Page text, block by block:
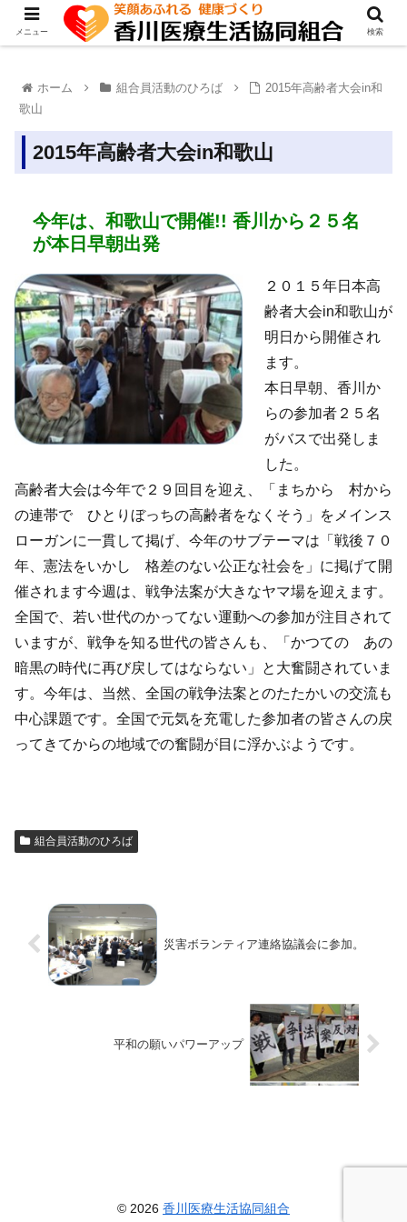
ホーム 組合員活動のひろば
2015年高齢者大会in和
歌山
2015年高齢者大会in和歌山
今年は、和歌山で開催!! 香川から２５名
が本日早朝出発
２０１５年日本高
齢者大会in和歌山が
明日から開催され
ます。
本日早朝、香川か
らの参加者２５名
がバスで出発しま
した。
高齢者大会は今年で２９回目を迎え、「まちから 村から
の連帯で ひとりぼっちの高齢者をなくそう」をメインス
ローガンに一貫して掲げ、今年のサブテーマは「戦後７０
年、憲法をいかし 格差のない公正な社会を」に掲げて開
催されます今週は、戦争法案が大きなヤマ場を迎えます。
全国で、若い世代のかってない運動への参加が注目されて
いますが、戦争を知る世代の皆さんも、「かつての あの
暗黒の時代に再び戻してはならない」と大奮闘されていま
す。今年は、当然、全国の戦争法案とのたたかいの交流も
中心課題です。全国で元気を充電した参加者の皆さんの戻
ってきてからの地域での奮闘が目に浮かぶようです。
組合員活動のひろば
災害ボランティア連絡協議会に参加。
平和の願いパワーアップ
© 2026 香川医療生活協同組合
メニュー 検索